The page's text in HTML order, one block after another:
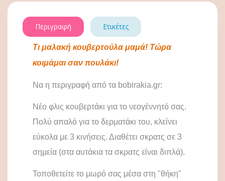
Περιγραφή Ετικέτες
Τι μαλακή κουβερτούλα μαμά! Τώρα
κοιμάμαι σαν πουλάκι!
Να η περιγραφή από τα bobirakia.gr:
Νέο φλις κουβερτάκι για το νεογέννητό σας.
Πολύ απαλό για το δερματάκι του, κλείνει
εύκολα με 3 κινήσεις. Διαθέτει σκρατς σε 3
σημεία (στα αυτάκια τα σκρατς είναι διπλά).
Τοποθετείτε το μωρό σας μέσα στη "θήκη"